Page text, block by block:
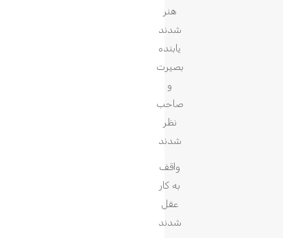
هنر
شدند
یابنده
بصیرت
و
صاحب
نظر
شدند
واقف
به کار
عقل
شدند